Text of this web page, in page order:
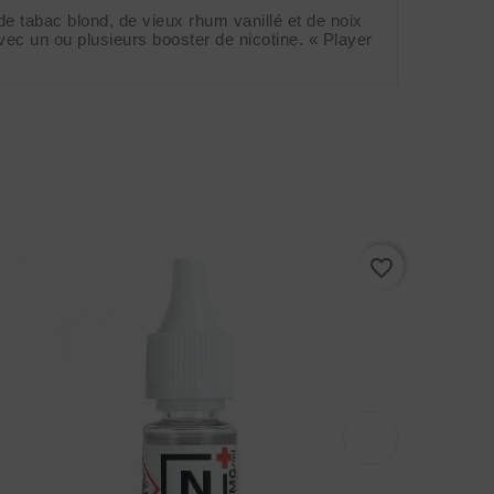
tabac blond, de vieux rhum vanillé et de noix
un ou plusieurs booster de nicotine. « Player
favorite_border